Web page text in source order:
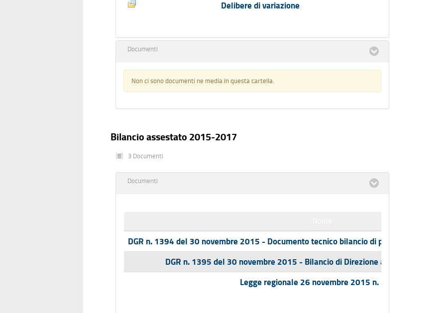
Delibere di variazione
Documenti
Non ci sono documenti ne media in questa cartella.
Bilancio assestato 2015-2017
3 Documenti
Documenti
DGR n. 1394 del 30 novembre 2015 - Documento tecnico bilancio di previsione
DGR n. 1395 del 30 novembre 2015 - Bilancio di Direzione assestato 2015
Legge regionale 26 novembre 2015 n. 17.pdf